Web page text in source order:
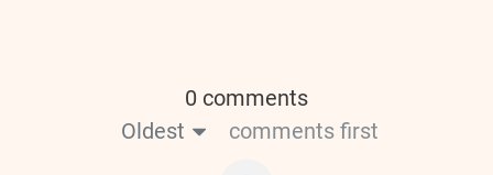
0 comments
Oldest
comments first